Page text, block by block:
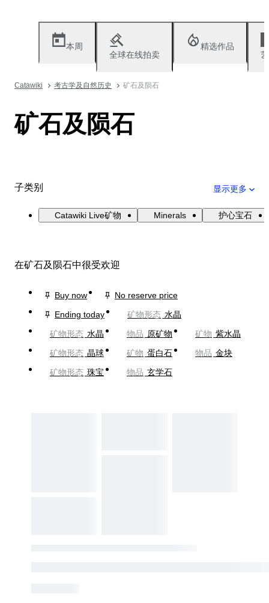
本周
全球在线拍卖
精选作品
Catawiki 考古学及自然历史 矿石及陨石
矿石及陨石
子类别 显示更多
Catawiki Live矿物 Minerals 护心宝石
在矿石及陨石中很受欢迎
Buy now
No reserve price
Ending today
矿物形态 水晶
矿物形态 水晶 物品 原矿物 矿物 紫水晶
矿物形态 晶球 矿物 蛋白石 物品 金块
矿物形态 珠宝 物品 玄学石